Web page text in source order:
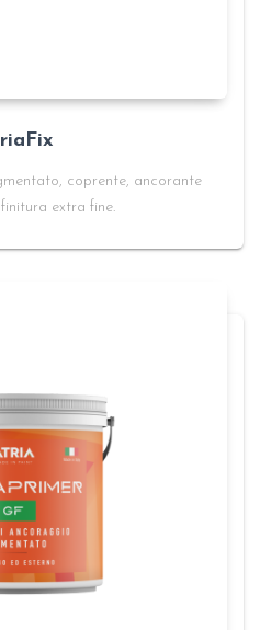
coprente, ancorante
extra fine.